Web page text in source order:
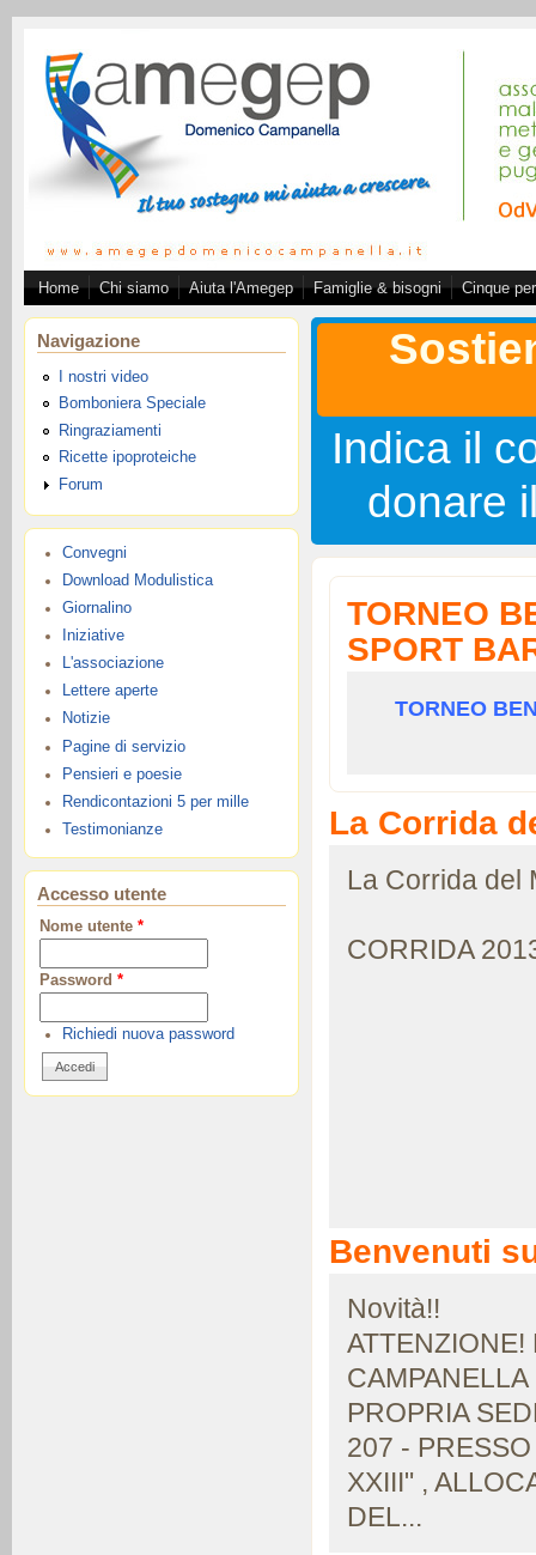
Associazione
Home Chi siamo Aiuta l'Amegep Famiglie & bisogni Cinque
Navigazione
I nostri video
Bomboniera Speciale
Ringraziamenti
Ricette ipoproteiche
Forum
Convegni
Download Modulistica
Giornalino
Iniziative
L'associazione
Lettere aperte
Notizie
Pagine di servizio
Pensieri e poesie
Rendicontazioni 5 per mille
Testimonianze
Accesso utente
Nome utente *
Password *
Richiedi nuova password
Indica il
donare
TORNEO
SPORT
TORNEO
La Corrida
La Corrida del
CORRIDA
Benvenuti
Novità!!
ATTENZIONE!
PROPRIA
207 -
XXIII" ,
DEL...